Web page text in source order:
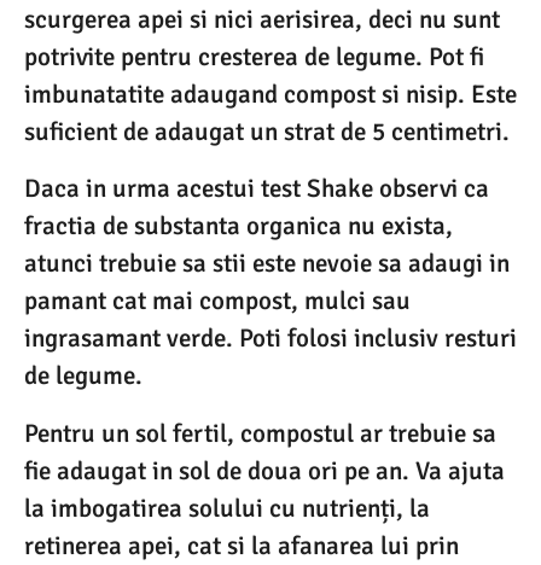
scurgerea apei si nici aerisirea, deci nu sunt
potrivite pentru cresterea de legume. Pot fi
imbunatatite adaugand compost si nisip. Este
suficient de adaugat un strat de 5 centimetri.
Daca in urma acestui test Shake observi ca
fractia de substanta organica nu exista,
atunci trebuie sa stii este nevoie sa adaugi in
pamant cat mai compost, mulci sau
ingrasamant verde. Poti folosi inclusiv resturi
de legume.
Pentru un sol fertil, compostul ar trebuie sa
fie adaugat in sol de doua ori pe an. Va ajuta
la imbogatirea solului cu nutrienți, la
retinerea apei, cat si la afanarea lui prin